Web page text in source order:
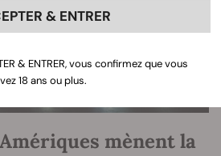
mènent la
& ENTRER
& ENTRER, vous confirmez que vous
18 ans ou plus.